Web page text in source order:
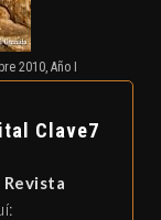
2010, Año I
Clave7